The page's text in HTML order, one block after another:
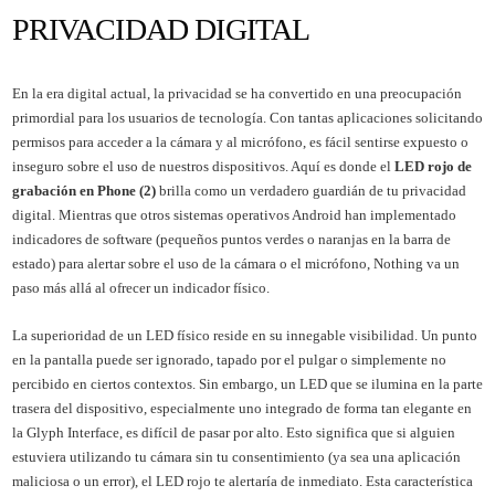
PRIVACIDAD DIGITAL
En la era digital actual, la privacidad se ha convertido en una preocupación
primordial para los usuarios de tecnología. Con tantas aplicaciones solicitando
permisos para acceder a la cámara y al micrófono, es fácil sentirse expuesto o
inseguro sobre el uso de nuestros dispositivos. Aquí es donde el LED rojo de
grabación en Phone (2)brilla como un verdadero guardián de tu privacidad
digital. Mientras que otros sistemas operativos Android han implementado
indicadores de software (pequeños puntos verdes o naranjas en la barra de
estado) para alertar sobre el uso de la cámara o el micrófono, Nothing va un
paso más allá al ofrecer un indicador físico.
La superioridad de un LED físico reside en su innegable visibilidad. Un punto
en la pantalla puede ser ignorado, tapado por el pulgar o simplemente no
percibido en ciertos contextos. Sin embargo, un LED que se ilumina en la parte
trasera del dispositivo, especialmente uno integrado de forma tan elegante en
la Glyph Interface, es difícil de pasar por alto. Esto significa que si alguien
estuviera utilizando tu cámara sin tu consentimiento (ya sea una aplicación
maliciosa o un error), el LED rojo te alertaría de inmediato. Esta característica